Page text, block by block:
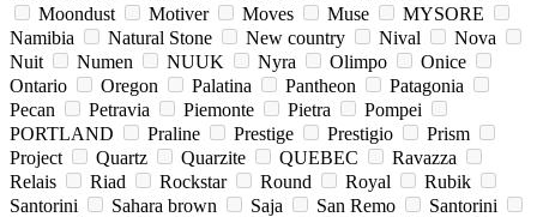
Moondust
Motiver Moves Muse
MYSORE
Namibia
Natural Stone New country Nival
Nova
Nuit
Numen NUUK Nyra Olimpo
Onice
Ontario
Oregon Palatina Pantheon
Patagonia
Pecan
Petravia Piemonte Pietra
Pompei
PORTLAND
Praline Prestige Prestigio
Prism
Project
Quartz Quarzite QUEBEC
Ravazza
Relais
Riad Rockstar Round Royal
Rubik
Santorini
Sahara brown Saja San Remo
Santorini